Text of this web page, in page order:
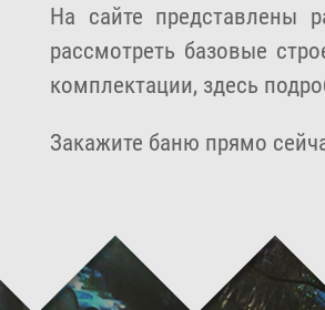
На сайте представлены
рассмотреть базовые
комплектации, здесь
Закажите баню прямо